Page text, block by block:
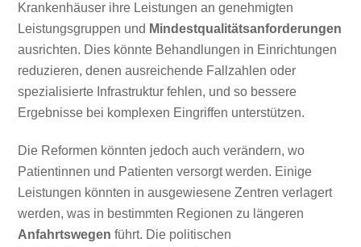
Krankenhäuser ihre Leistungen an genehmigten
Leistungsgruppen und Mindestqualitätsanforderungen
ausrichten. Dies könnte Behandlungen in Einrichtungen
reduzieren, denen ausreichende Fallzahlen oder
spezialisierte Infrastruktur fehlen, und so bessere
Ergebnisse bei komplexen Eingriffen unterstützen.
Die Reformen könnten jedoch auch verändern, wo
Patientinnen und Patienten versorgt werden. Einige
Leistungen könnten in ausgewiesene Zentren verlagert
werden, was in bestimmten Regionen zu längeren
Anfahrtswegen führt. Die politischen